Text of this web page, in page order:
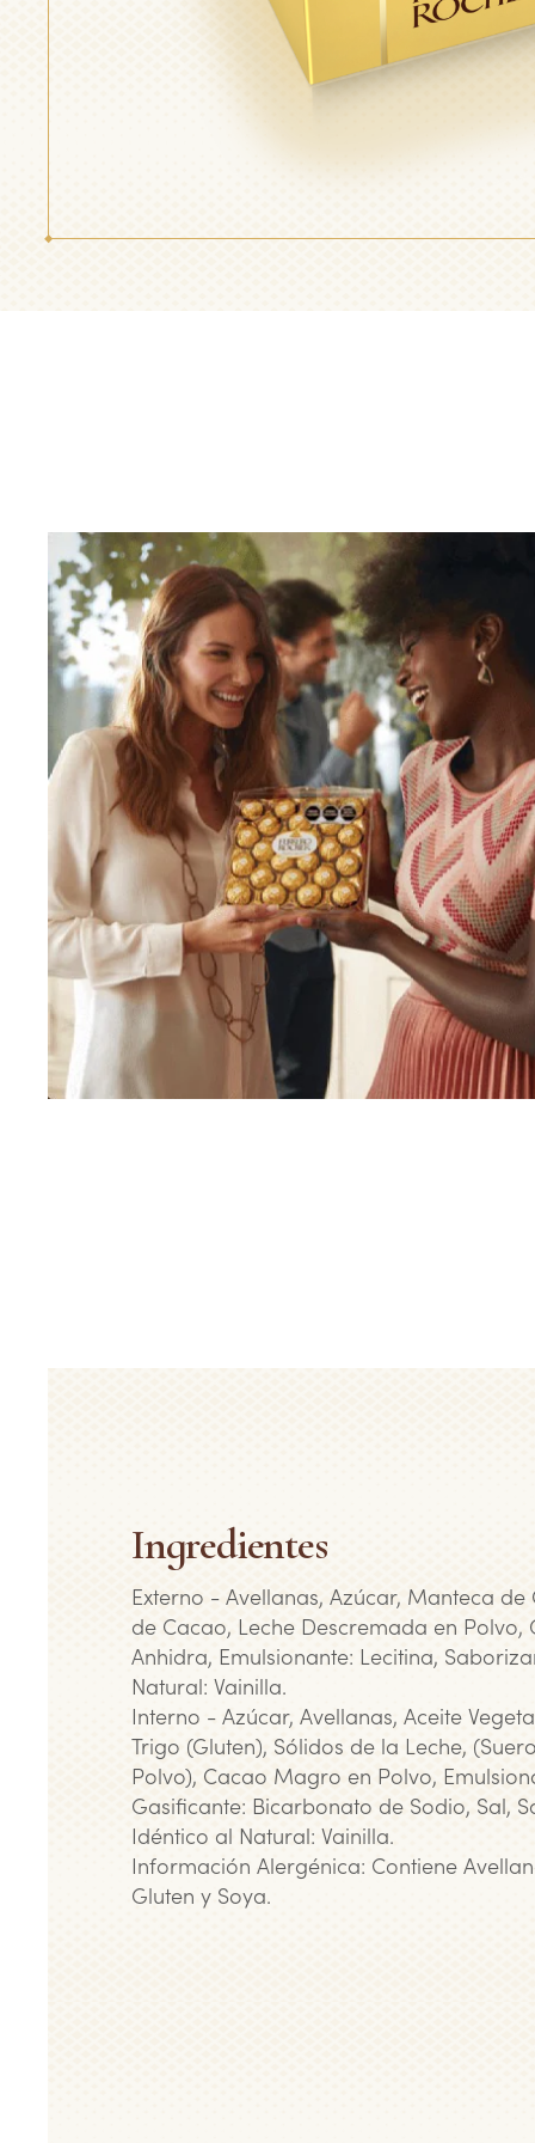
Ingredientes
Externo - Avellanas, Azúcar, Manteca
de Cacao, Leche Descremada en
Anhidra, Emulsionante: Lecitina,
Natural: Vainilla.
Interno - Azúcar, Avellanas, Aceite
Trigo (Gluten), Sólidos de la Leche,
Polvo), Cacao Magro en Polvo,
Gasificante: Bicarbonato de Sodio, Sal,
Idéntico al Natural: Vainilla.
Información Alergénica: Contiene
Gluten y Soya.